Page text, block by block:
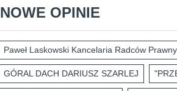
NOWE OPINIE
Paweł Laskowski Kancelaria Radców
GÓRAL DACH DARIUSZ SZARLEJ